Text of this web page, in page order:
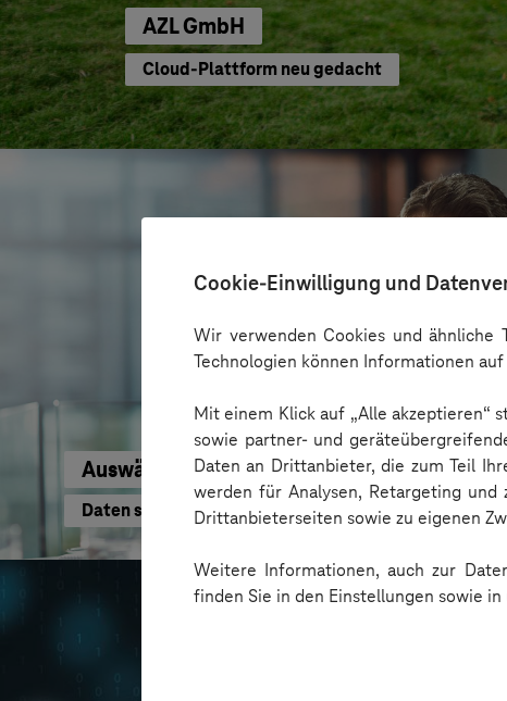
Cookie-Einwilligung und
Wir verwenden Cookies und ähnliche
Technologien können Informationen
Mit einem Klick auf „Alle akzeptieren“
sowie partner- und
Daten an Drittanbieter, die zum Teil
werden für Analysen, Retargeting
Drittanbieterseiten sowie zu eigenen
Weitere Informationen, auch zur
finden Sie in den Einstellungen sowie
AZL GmbH
Cloud-Plattform neu gedacht
Auswärtiges Amt
Daten schneller nutzen